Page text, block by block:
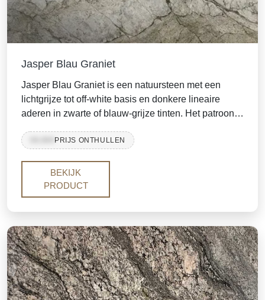
Jasper Blau Graniet
Jasper Blau Graniet is een natuursteen met een
lichtgrijze tot off-white basis en donkere lineaire
aderen in zwarte of blauw-grijze tinten. Het patroon
graniet wordt gesneden in platen of tegels en is
geschuurd of lederen.
PRIJS ONTHULLEN
BEKIJK
PRODUCT